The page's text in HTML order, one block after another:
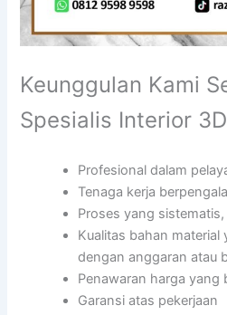
Keunggulan Kami
Spesialis Interior 3D
Profesional dalam
Tenaga kerja
Proses yang
Kualitas bahan material
dengan anggaran atau
Penawaran harga
Garansi atas pekerjaan